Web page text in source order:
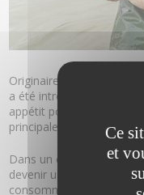
Originaire d’Asie, la
a été introduite en
appétit pour les plantes
principalement d’herbiers,
Dans un étang où la
devenir une véritable
consommer plusieurs
Ce
et